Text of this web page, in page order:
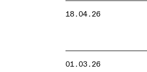
18.04.26
01.03.26